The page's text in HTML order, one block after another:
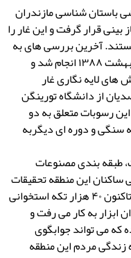
باستان شناسی مازندران
قرار گرفت و این غار را
آخرین بررسی های به
عمل آمده توسط آقای ماهفروزی در۱۰ اردیبهشت ۱۳۸۸ انجام شد و
لایه نگاری غار
از دانشگاه تورینگن
رسوبات متعلق به دو
سنگی و دوره ای دیگربه
طبقه بندی مصنوعات
ساکنان این منطقه تحقیقات
خود را در این محوطه تاریخی آغار کردند . تاکنون ۴۰ هزار تکه استخوانی
ابزار به کار می رفت و
که می تواند جوابگوی
مردم این منطقه